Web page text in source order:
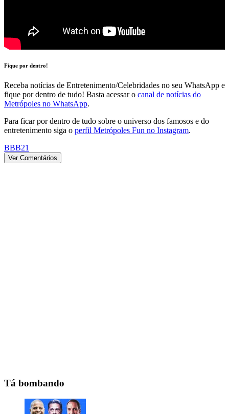
Fique por dentro!
Receba notícias de Entretenimento/Celebridades no seu WhatsApp e
fique por dentro de tudo! Basta acessar o canal de notícias do
Metrópoles no WhatsApp.
Para ficar por dentro de tudo sobre o universo dos famosos e do
entretenimento siga o perfil Metrópoles Fun no Instagram.
BBB21
Ver Comentários
Tá bombando